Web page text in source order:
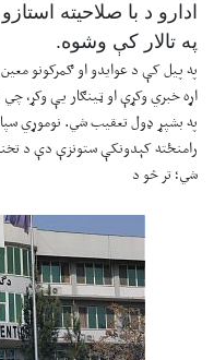
ادارو د با صلاحیته
په تالار کې وشوه.
په پیل کې د عوایدو او ګمرکونو معین
اړه خبري وکړې او ټینګار یې وکړ، چي
په بشپړ ډول تعقیب شي. نوموړي
رامنځته کېدونکې ستونزې دې د
شي؛ تر څو د